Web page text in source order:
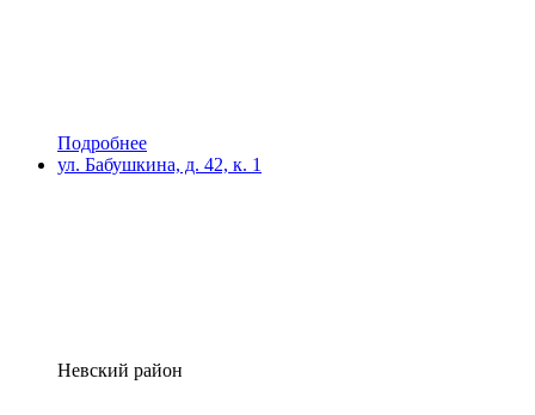
Подробнее
ул. Бабушкина, д. 42, к. 1
Невский район